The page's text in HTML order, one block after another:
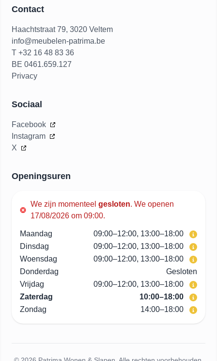
Contact
Haachtstraat 79, 3020 Veltem
info@meubelen-patrima.be
T +32 16 48 83 36
BE 0461.659.127
Privacy
Sociaal
Facebook
Instagram
X
Openingsuren
We zijn momenteelgesloten.We openen
17/08/2026 om 09:00.
Maandag
09:00–12:00, 13:00–18:00
Dinsdag
09:00–12:00, 13:00–18:00
Woensdag
09:00–12:00, 13:00–18:00
Donderdag
Gesloten
Vrijdag
09:00–12:00, 13:00–18:00
Zaterdag
10:00–18:00
Zondag
14:00–18:00